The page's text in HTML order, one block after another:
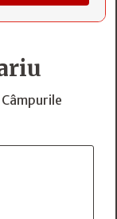
Câmpurile